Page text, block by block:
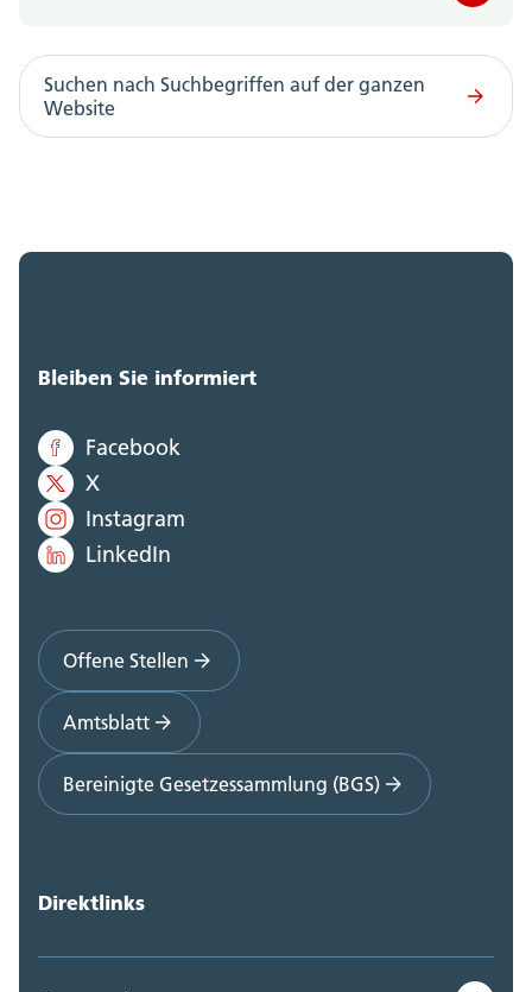
Suchen nach Suchbegriffen auf der ganzen
Website
Bleiben Sie informiert
Facebook
X
Instagram
LinkedIn
Offene Stellen
Amtsblatt
Bereinigte Gesetzessammlung (BGS)
Direktlinks